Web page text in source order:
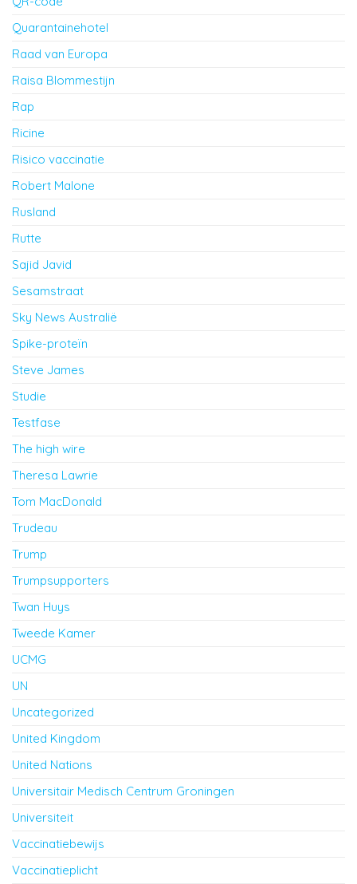
Quarantainehotel
Raad van Europa
Raisa Blommestijn
Rap
Ricine
Risico vaccinatie
Robert Malone
Rusland
Rutte
Sajid Javid
Sesamstraat
Sky News Australië
Spike-proteïn
Steve James
Studie
Testfase
The high wire
Theresa Lawrie
Tom MacDonald
Trudeau
Trump
Trumpsupporters
Twan Huys
Tweede Kamer
UCMG
UN
Uncategorized
United Kingdom
United Nations
Universitair Medisch Centrum Groningen
Universiteit
Vaccinatiebewijs
Vaccinatieplicht